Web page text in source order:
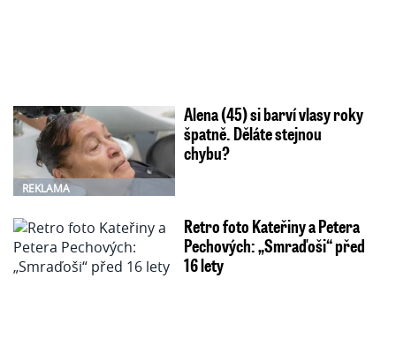
REKLAMA
Alena (45) si barví vlasy roky
špatně. Děláte stejnou
chybu?
Retro foto Kateřiny a Petera
Pechových: „Smraďoši“ před
16 lety